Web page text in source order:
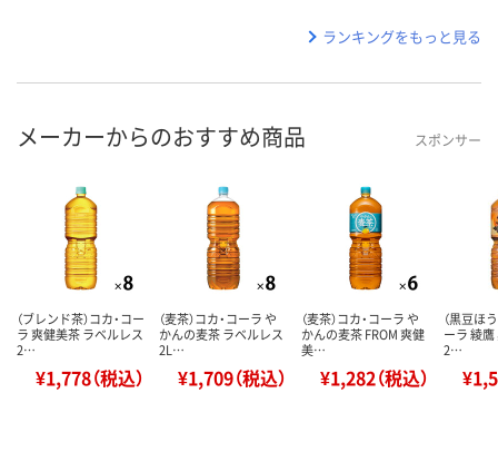
ランキングをもっと見る
メーカーからのおすすめ商品 スポンサー
（ブレンド茶）コカ・コー
ラ 爽健美茶 ラベルレス
2…
¥1,778（税込）
（麦茶）コカ・コーラ や
かんの麦茶 ラベルレス
2L…
¥1,709（税込）
（麦茶）コカ・コーラ や
かんの麦茶 FROM 爽健
美…
¥1,282（税込）
（黒豆ほ
ーラ 綾
2…